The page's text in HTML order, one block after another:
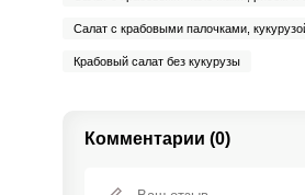
Салат с крабовыми палочками,
Крабовый салат без кукурузы
Комментарии (0)